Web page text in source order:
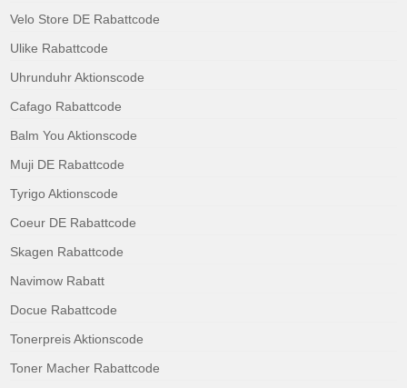
Velo Store DE Rabattcode
Ulike Rabattcode
Uhrunduhr Aktionscode
Cafago Rabattcode
Balm You Aktionscode
Muji DE Rabattcode
Tyrigo Aktionscode
Coeur DE Rabattcode
Skagen Rabattcode
Navimow Rabatt
Docue Rabattcode
Tonerpreis Aktionscode
Toner Macher Rabattcode